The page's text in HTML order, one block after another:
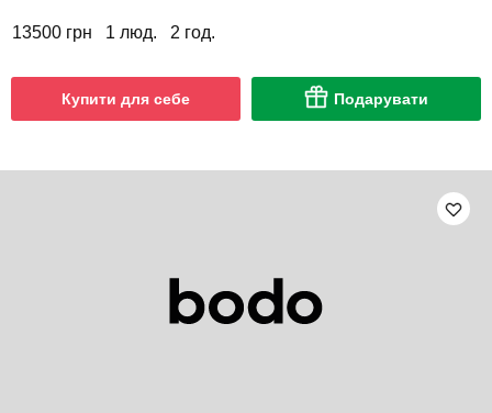
13500 грн 1 люд. 2 год.
Купити для себе Подарувати